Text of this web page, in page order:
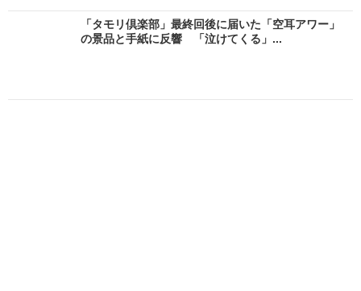
「タモリ倶楽部」最終回後に届いた「空耳アワー」
の景品と手紙に反響 「泣けてくる」...